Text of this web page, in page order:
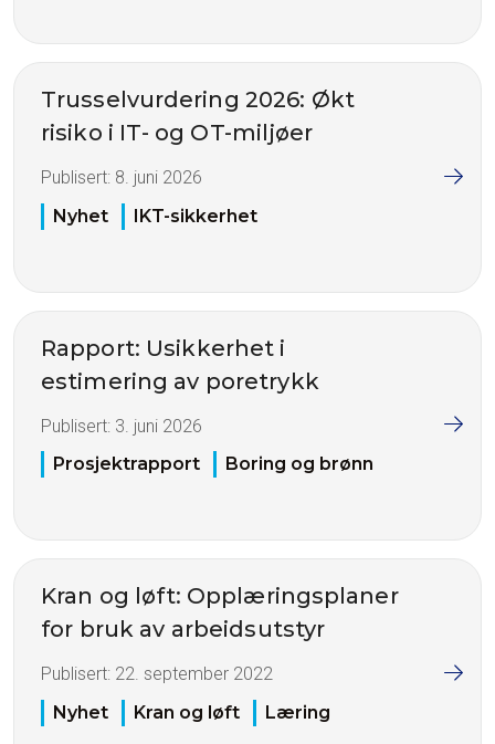
Trusselvurdering 2026: Økt
risiko i IT- og OT-miljøer
Publisert: 8. juni 2026
Nyhet
IKT-sikkerhet
Rapport: Usikkerhet i
estimering av poretrykk
Publisert: 3. juni 2026
Prosjektrapport
Boring og brønn
Kran og løft: Opplæringsplaner
for bruk av arbeidsutstyr
Publisert: 22. september 2022
Nyhet
Kran og løft Læring